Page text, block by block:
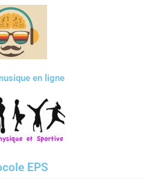
en ligne
EPS